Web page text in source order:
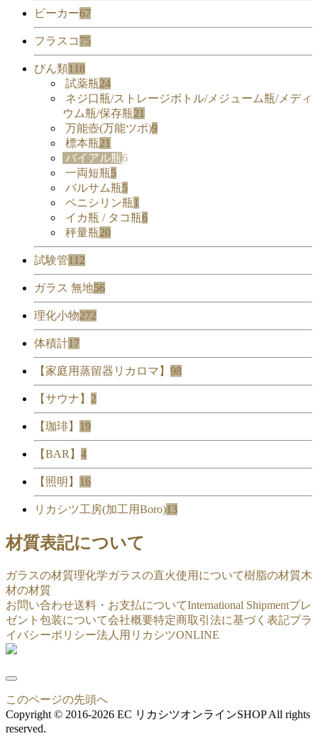
ビーカー67
フラスコ 75
びん類118
試薬瓶24
ネジ口瓶/ストレージボトル/メジューム瓶/メディ
ウム瓶/保存瓶21
万能壺(万能ツボ)9
標本瓶21
バイアル瓶6
一両短瓶5
バルサム瓶5
ペニシリン瓶1
イカ瓶 / タコ瓶6
秤量瓶20
試験管112
ガラス 無地56
理化小物272
体積計17
【家庭用蒸留器リカロマ】 98
【サウナ】 2
【珈琲】 19
【BAR】 4
【照明】 16
リカシツ工房(加工用Boro)13
材質表記について
ガラスの材質理化学ガラスの直火使用について樹脂の材質木
材の材質
お問い合わせ送料・お支払についてInternational Shipmentプレ
ゼント包装について会社概要特定商取引法に基づく表記プラ
イバシーポリシー法人用リカシツONLINE
このページの先頭へ
Copyright © 2016-2026 EC リカシツオンラインSHOP All rights
reserved.